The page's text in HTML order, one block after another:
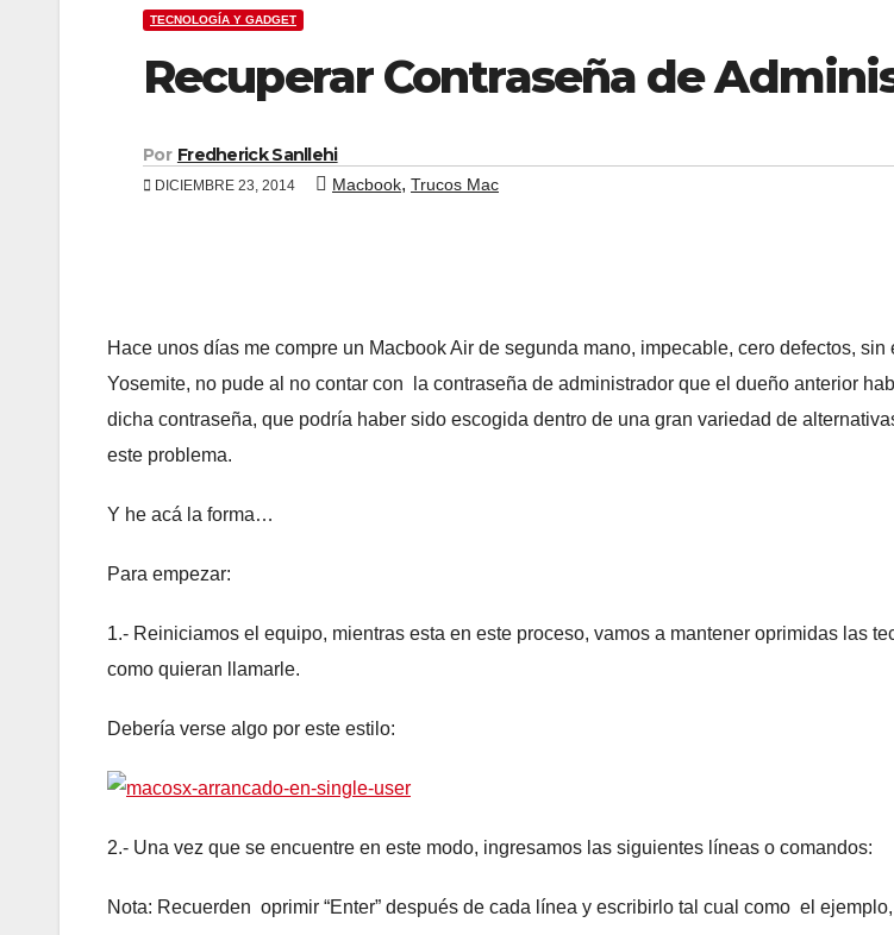
TECNOLOGÍA Y GADGET
Recuperar Contraseña de
Por Fredherick Sanllehi
DICIEMBRE 23, 2014 Macbook, Trucos Mac
Hace unos días me compre un Macbook Air de segunda mano, impecable, cero defectos,
Yosemite, no pude al no contar con la contraseña de administrador que el dueño anterior
dicha contraseña, que podría haber sido escogida dentro de una gran variedad de
este problema.
Y he acá la forma…
Para empezar:
1.- Reiniciamos el equipo, mientras esta en este proceso, vamos a mantener oprimidas las
como quieran llamarle.
Debería verse algo por este estilo:
2.- Una vez que se encuentre en este modo, ingresamos las siguientes líneas o comandos:
Nota: Recuerden oprimir “Enter” después de cada línea y escribirlo tal cual como el